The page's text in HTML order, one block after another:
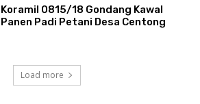
Koramil 0815/18 Gondang Kawal
Panen Padi Petani Desa Centong
Load more